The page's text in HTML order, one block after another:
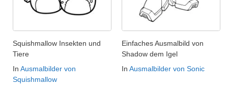
Squishmallow Insekten und
Tiere
In Ausmalbilder von
Squishmallow
Einfaches Ausmalbild von
Shadow dem Igel
In Ausmalbilder von Sonic